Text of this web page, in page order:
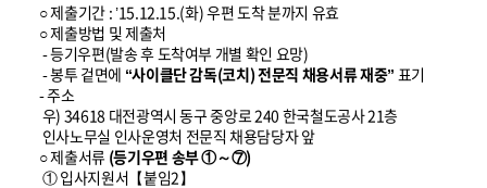
○ 제출기간 : ’15.12.15.(화) 우편 도착 분까지 유효
○ 제출방법 및 제출처
- 등기우편(발송 후 도착여부 개별 확인 요망)
- 봉투 겉면에 “사이클단 감독(코치) 전문직 채용서류 재중” 표기
- 주소
우) 34618 대전광역시 동구 중앙로 240 한국철도공사 21층
인사노무실 인사운영처 전문직 채용담당자 앞
○ 제출서류 (등기우편 송부 ①～⑦)
① 입사지원서【붙임2】